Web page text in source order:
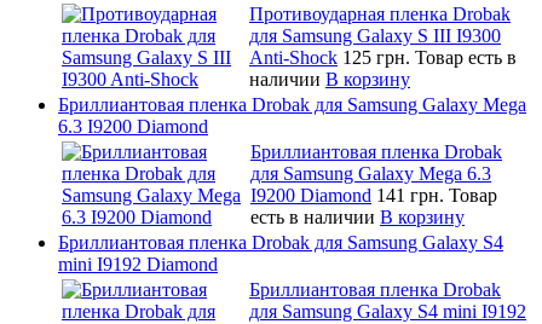
Противоударная пленка Drobak
для Samsung Galaxy S III I9300
Anti-Shock 125 грн. Товар есть в
наличии В корзину
Бриллиантовая пленка Drobak для Samsung Galaxy Mega
6.3 I9200 Diamond
Бриллиантовая пленка Drobak
для Samsung Galaxy Mega 6.3
I9200 Diamond 141 грн. Товар
есть в наличии В корзину
Бриллиантовая пленка Drobak для Samsung Galaxy S4
mini I9192 Diamond
Бриллиантовая пленка Drobak
для Samsung Galaxy S4 mini I9192